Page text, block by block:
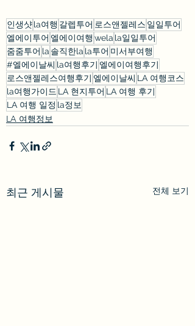
인생샷la여행 갈렙투어 로스앤젤레스 일일투어
엘에이투어 엘에이여행 wela la일일투어
줌줌투어 la 솔직한la la투어 미서부여행
#엘에이날씨 la여행후기 엘에이여행후기
로스앤젤레스여행후기 엘에이날씨 LA 여행코스
la여행가이드 LA 현지투어 LA 여행 후기
LA 여행 일정 la정보
LA 여행정보
최근 게시물 전체 보기